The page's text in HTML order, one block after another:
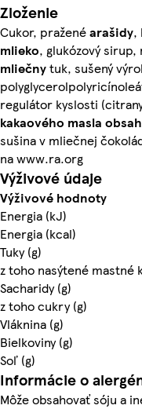
Zloženie
Cukor, praženéarašidy,
mlieko, glukózový
mliečnytuk, sušený
regulátor kyslosti
kakaového masla
sušina v mliečnej
na www.ra.org
Výživové údaje
Výživové hodnoty
Energia (kJ)
Energia (kcal)
Tuky (g)
z toho nasýtené mastné
Sacharidy (g)
z toho cukry (g)
Vláknina (g)
Bielkoviny (g)
Soľ (g)
Informácie o
Môže obsahovať sóju a